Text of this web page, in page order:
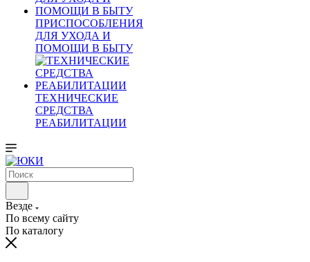
ПРИСПОСОБЛЕНИЯ
ДЛЯ УХОДА И
ПОМОЩИ В БЫТУ
ТЕХНИЧЕСКИЕ
СРЕДСТВА
РЕАБИЛИТАЦИИ
Везде
По всему сайту
По каталогу